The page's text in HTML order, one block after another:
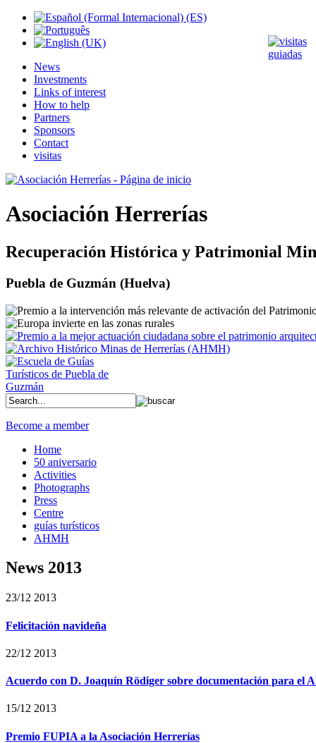
News
Investments
Links of interest
How to help
Partners
Sponsors
Contact
visitas
Asociación Herrerías
Recuperación Histórica y Patrimonial
Puebla de Guzmán (Huelva)
Become a member
Home
50 aniversario
Activities
Photographs
Press
Centre
guías turísticos
AHMH
News 2013
23/12 2013
Felicitación navideña
22/12 2013
Acuerdo con D. Joaquín Rödiger sobre documentación para el
15/12 2013
Premio FUPIA a la Asociación Herrerías